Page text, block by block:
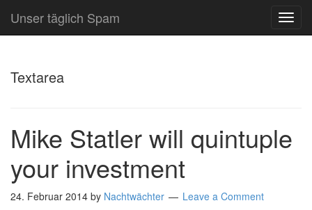
Unser täglich Spam
Textarea
Mike Statler will quintuple
your investment
24. Februar 2014 by Nachtwächter Leave a Comment